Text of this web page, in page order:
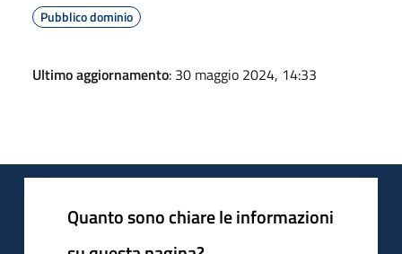
Pubblico dominio
Ultimo aggiornamento: 30 maggio 2024, 14:33
Quanto sono chiare le informazioni